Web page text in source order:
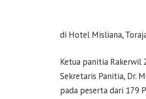
di Hotel Misliana,
Ketua panitia Rakerwil
Sekretaris Panitia, Dr.
pada peserta dari 179